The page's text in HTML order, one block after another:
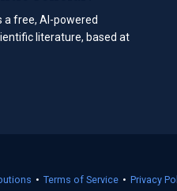
a free, AI-powered
literature, based at
• Terms of Service (opens
• Privacy